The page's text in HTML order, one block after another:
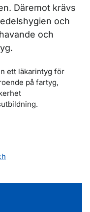
Däremot krävs
och
och
ett läkarintyg för
på fartyg,